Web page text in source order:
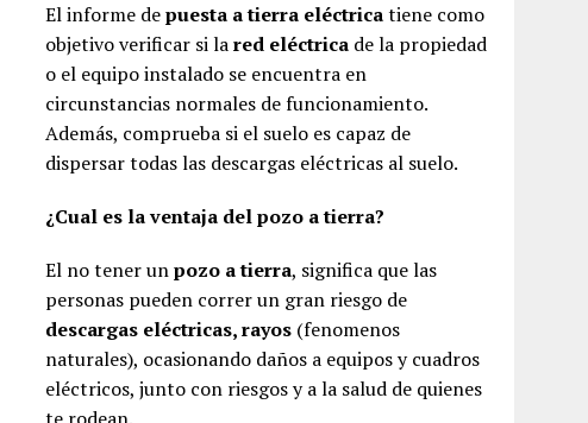
El informe depuesta a tierra eléctricatiene como
objetivo verificar si lared eléctrica de la propiedad
o el equipo instalado se encuentra en
circunstancias normales de funcionamiento.
Además, comprueba si el suelo es capaz de
dispersar todas las descargas eléctricas al suelo.
¿Cual es la ventaja del pozo a tierra?
El no tener unpozo a tierra, significa que las
personas pueden correr un gran riesgo de
descargas eléctricas, rayos (fenomenos
naturales), ocasionando daños a equipos y cuadros
eléctricos, junto con riesgos y a la salud de quienes